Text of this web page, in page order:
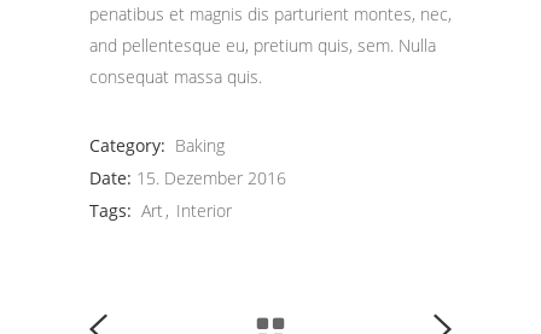
penatibus et magnis dis parturient montes, nec,
and pellentesque eu, pretium quis, sem. Nulla
consequat massa quis.
Category: Baking
Date: 15. Dezember 2016
Tags: Art Interior